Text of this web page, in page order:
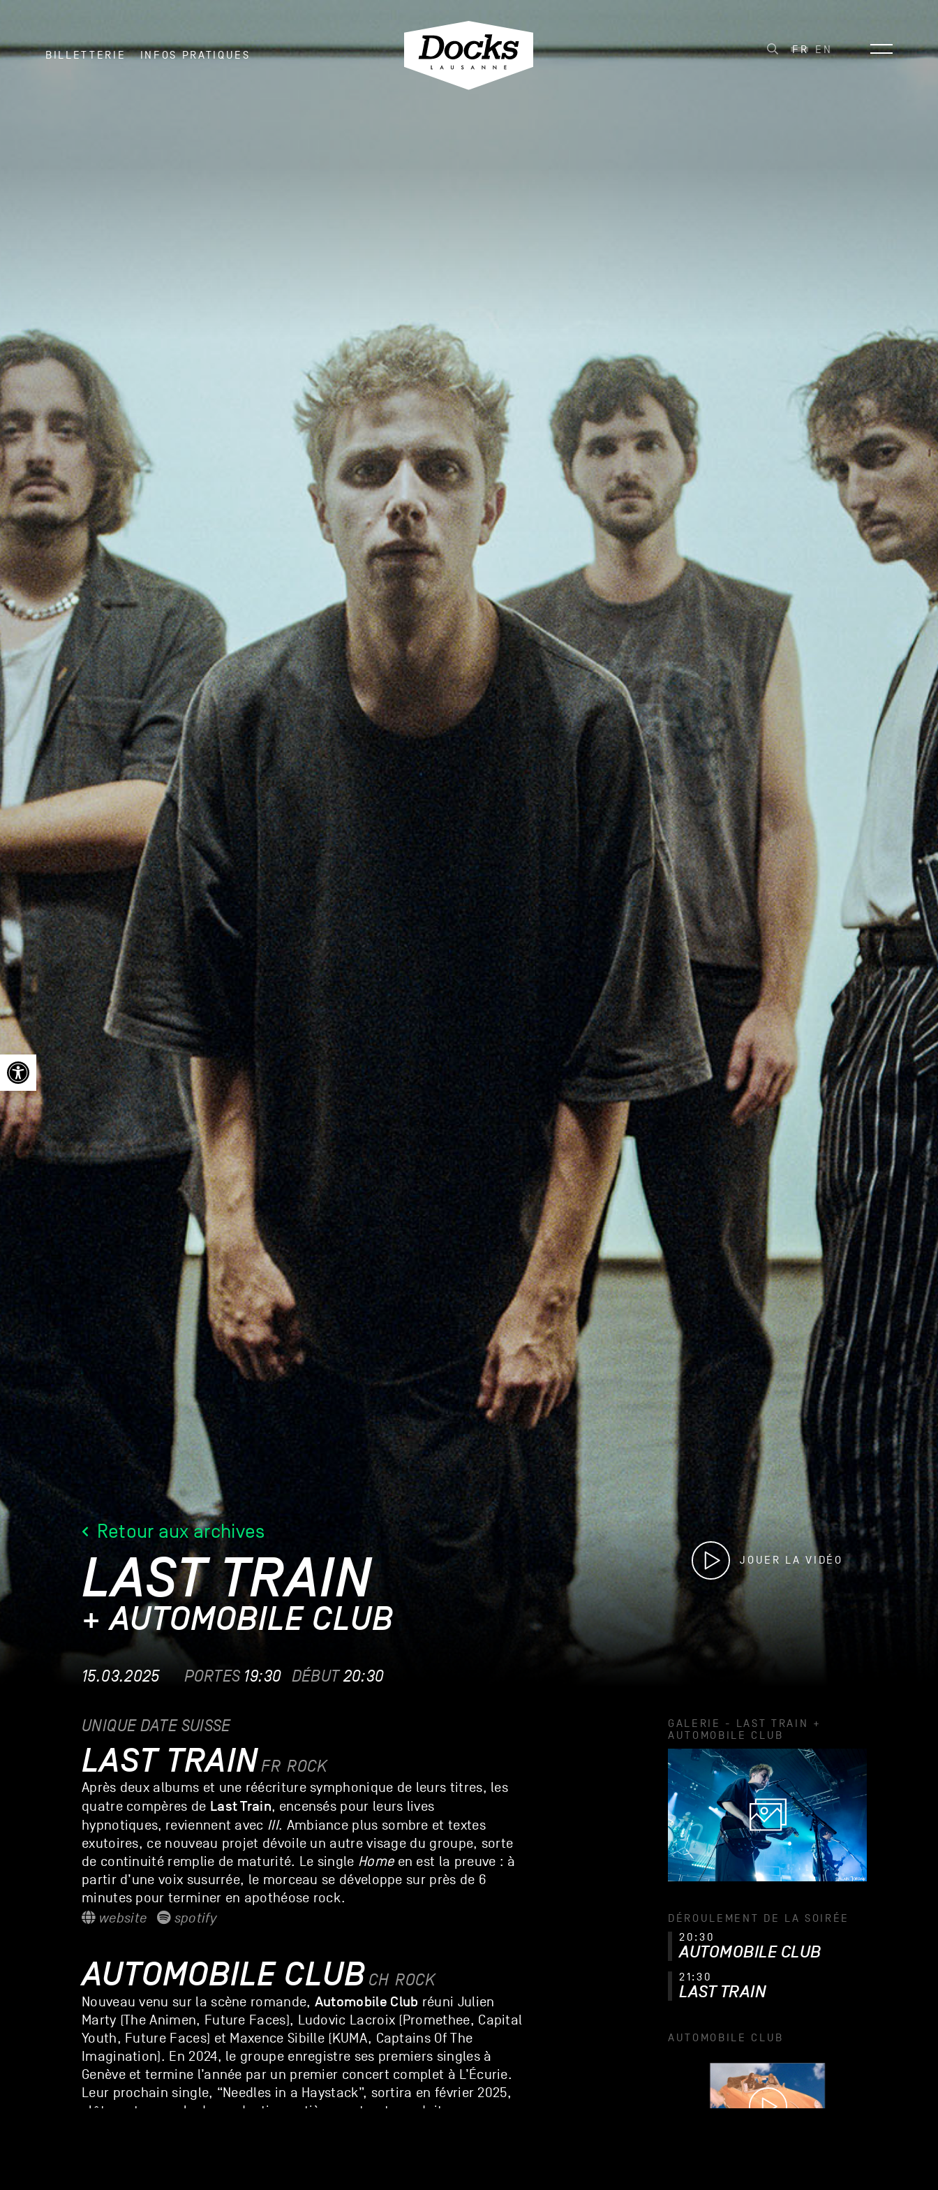
Ouvrir la barre d’outils
BILLETTERIE INFOS PRATIQUES FR EN
Retour aux archives
LAST TRAIN JOUER LA VIDÉO
+ AUTOMOBILE CLUB
15.03.2025 PORTES 19:30 DÉBUT 20:30
UNIQUE DATE SUISSE
LAST TRAINFR ROCK
Après deux albums et une réécriture symphonique de leurs titres, les
quatre compères de Last Train, encensés pour leurs lives
hypnotiques, reviennent avec III. Ambiance plus sombre et textes
exutoires, ce nouveau projet dévoile un autre visage du groupe, sorte
de continuité remplie de maturité. Le single Homeen est la preuve : à
partir d’une voix susurrée, le morceau se développe sur près de 6
minutes pour terminer en apothéose rock.
website
spotify
AUTOMOBILE CLUB CH ROCK
Nouveau venu sur la scène romande, Automobile Club réuni Julien
Marty (The Animen, Future Faces), Ludovic Lacroix (Promethee, Capital
Youth, Future Faces) et Maxence Sibille (KUMA, Captains Of The
Imagination). En 2024, le groupe enregistre ses premiers singles à
Genève et termine l’année par un premier concert complet à L’Écurie.
Leur prochain single, “Needles in a Haystack”, sortira en février 2025,
clôturant un cycle de production entièrement autoproduit.
GALERIE - LAST TRAIN +
AUTOMOBILE CLUB
DÉROULEMENT DE LA SOIRÉE
20:30
AUTOMOBILE CLUB
21:30
LAST TRAIN
AUTOMOBILE CLUB